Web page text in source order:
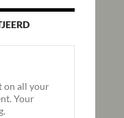
on all your
Your